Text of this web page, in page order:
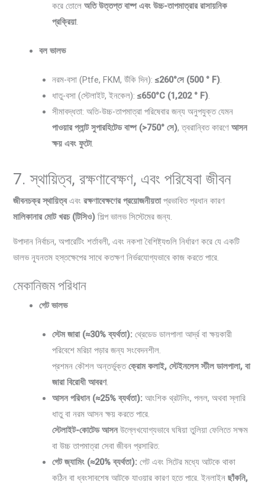
করে তোলেঅতি উত্তপ্ত বাষ্প এবং উচ্চ-তাপমাত্রার রাসায়নিক
প্রক্রিয়া.
বল ভালভ
নরম-বসা (Ptfe, FKM, উঁকি দিন):≤260°সে (500 ° F).
ধাতু-বসা (স্টেলাইট, ইনকেল):≤650°C (1,202 ° F).
সীমাবদ্ধতা: অতি-উচ্চ-তাপমাত্রা পরিষেবার জন্য অনুপযুক্ত যেমন
পাওয়ার প্লান্ট সুপারহিটেড বাষ্প (>750° সে), ত্বরান্বিত কারণেআসন
ক্ষয় এবং ফুটো.
7. স্থায়িত্ব, রক্ষণাবেক্ষণ, এবং পরিষেবা জীবন
জীবনচক্র স্থায়িত্বএবংরক্ষণাবেক্ষণের প্রয়োজনীয়তাপ্রভাবিত প্রধান কারণ
মালিকানার মোট খরচ (টিসিও) শিল্প ভালভ সিস্টেমের জন্য.
উপাদান নির্বাচন, অপারেটিং শর্তাবলী, এবং নকশা বৈশিষ্ট্যগুলি নির্ধারণ করে যে একটি
ভালভ ন্যূনতম হস্তক্ষেপের সাথে কতক্ষণ নির্ভরযোগ্যভাবে কাজ করতে পারে.
মেকানিজম পরিধান
গেট ভালভ
স্টেম জারা (≈30% ব্যর্থতা): থ্রেডেড ডালপালা আর্দ্র বা ক্ষয়কারী
পরিবেশে মরিচা পড়ার জন্য সংবেদনশীল.
প্রশমন কৌশল অন্তর্ভুক্তক্রোম কলাই, স্টেইনলেস স্টীল ডালপালা, বা
জারা বিরোধী আবরণ.
আসন পরিধান (≈25% ব্যর্থতা): আংশিক থ্রটলিং, পলল, অথবা স্লারি
ধাতু বা নরম আসন ক্ষয় করতে পারে.
স্টেলাইট-কোটেড আসনউল্লেখযোগ্যভাবে ঘষিয়া তুলিয়া ফেলিতে সক্ষম
বা উচ্চ তাপমাত্রা সেবা জীবন প্রসারিত.
গেট জ্যামিং (≈20% ব্যর্থতা): গেট এবং সিটের মধ্যে আটকে থাকা
কঠিন বা ধ্বংসাবশেষ আটকে যাওয়ার কারণ হতে পারে. ইনলাইনছাঁকনি,